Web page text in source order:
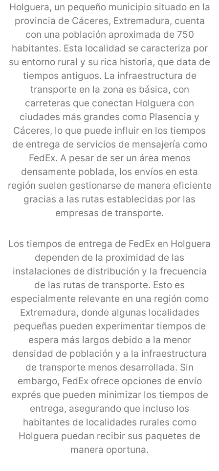
Holguera, un pequeño municipio situado en la
provincia de Cáceres, Extremadura, cuenta
con una población aproximada de 750
habitantes. Esta localidad se caracteriza por
su entorno rural y su rica historia, que data de
tiempos antiguos. La infraestructura de
transporte en la zona es básica, con
carreteras que conectan Holguera con
ciudades más grandes como Plasencia y
Cáceres, lo que puede influir en los tiempos
de entrega de servicios de mensajería como
FedEx. A pesar de ser un área menos
densamente poblada, los envíos en esta
región suelen gestionarse de manera eficiente
gracias a las rutas establecidas por las
empresas de transporte.
Los tiempos de entrega de FedEx en Holguera
dependen de la proximidad de las
instalaciones de distribución y la frecuencia
de las rutas de transporte. Esto es
especialmente relevante en una región como
Extremadura, donde algunas localidades
pequeñas pueden experimentar tiempos de
espera más largos debido a la menor
densidad de población y a la infraestructura
de transporte menos desarrollada. Sin
embargo, FedEx ofrece opciones de envío
exprés que pueden minimizar los tiempos de
entrega, asegurando que incluso los
habitantes de localidades rurales como
Holguera puedan recibir sus paquetes de
manera oportuna.